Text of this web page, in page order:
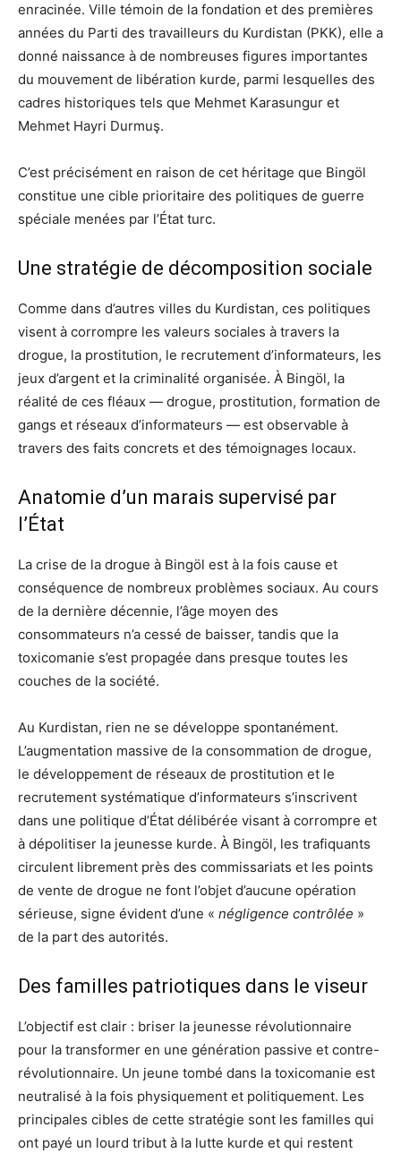
enracinée. Ville témoin de la fondation et des premières
années du Parti des travailleurs du Kurdistan (PKK), elle a
donné naissance à de nombreuses figures importantes
du mouvement de libération kurde, parmi lesquelles des
cadres historiques tels que Mehmet Karasungur et
Mehmet Hayri Durmuş.
C’est précisément en raison de cet héritage que Bingöl
constitue une cible prioritaire des politiques de guerre
spéciale menées par l’État turc.
Une stratégie de décomposition sociale
Comme dans d’autres villes du Kurdistan, ces politiques
visent à corrompre les valeurs sociales à travers la
drogue, la prostitution, le recrutement d’informateurs, les
jeux d’argent et la criminalité organisée. À Bingöl, la
réalité de ces fléaux — drogue, prostitution, formation de
gangs et réseaux d’informateurs — est observable à
travers des faits concrets et des témoignages locaux.
Anatomie d’un marais supervisé par
l’État
La crise de la drogue à Bingöl est à la fois cause et
conséquence de nombreux problèmes sociaux. Au cours
de la dernière décennie, l’âge moyen des
consommateurs n’a cessé de baisser, tandis que la
toxicomanie s’est propagée dans presque toutes les
couches de la société.
Au Kurdistan, rien ne se développe spontanément.
L’augmentation massive de la consommation de drogue,
le développement de réseaux de prostitution et le
recrutement systématique d’informateurs s’inscrivent
dans une politique d’État délibérée visant à corrompre et
à dépolitiser la jeunesse kurde. À Bingöl, les trafiquants
circulent librement près des commissariats et les points
de vente de drogue ne font l’objet d’aucune opération
sérieuse, signe évident d’une « négligence contrôlée »
de la part des autorités.
Des familles patriotiques dans le viseur
L’objectif est clair : briser la jeunesse révolutionnaire
pour la transformer en une génération passive et contre-
révolutionnaire. Un jeune tombé dans la toxicomanie est
neutralisé à la fois physiquement et politiquement. Les
principales cibles de cette stratégie sont les familles qui
ont payé un lourd tribut à la lutte kurde et qui restent